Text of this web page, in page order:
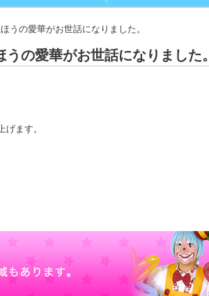
うの愛華がお世話になりました。
の愛華がお世話になりました。
ます。